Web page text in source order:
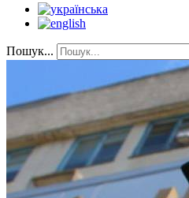
Пошук...